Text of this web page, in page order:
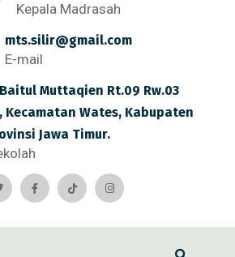
Kepala Madrasah
mts.silir@gmail.com
E-mail
Muttaqien Rt.09 Rw.03
Kecamatan Wates, Kabupaten
Jawa Timur.